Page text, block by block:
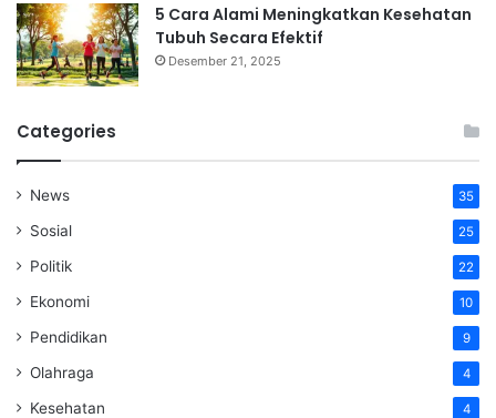
5 Cara Alami Meningkatkan Kesehatan
Tubuh Secara Efektif
Desember 21, 2025
Categories
News 35
Sosial 25
Politik 22
Ekonomi 10
Pendidikan 9
Olahraga 4
Kesehatan 4